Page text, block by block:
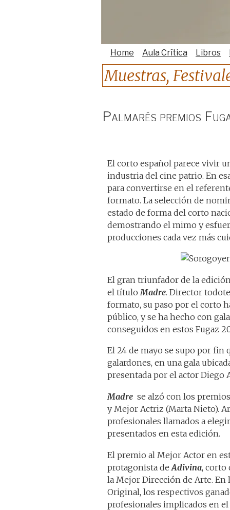
Home Aula Crítica Libros
Muestras,
Palmarés premios
El corto español parece vivir
industria del cine patrio. En
para convertirse en el
formato. La selección de
estado de forma del corto
demostrando el mimo y
producciones cada vez más
El gran triunfador de la
el título Madre. Director
formato, su paso por el corto
público, y se ha hecho con
conseguidos en estos Fugaz
El 24 de mayo se supo por fin
galardones, en una gala
presentada por el actor Diego
Madre se alzó con los
y Mejor Actriz (Marta Nieto).
profesionales llamados a
presentados en esta edición.
El premio al Mejor Actor en
protagonista de Adivina, corto
la Mejor Dirección de Arte. En
Original, los respectivos
profesionales implicados en